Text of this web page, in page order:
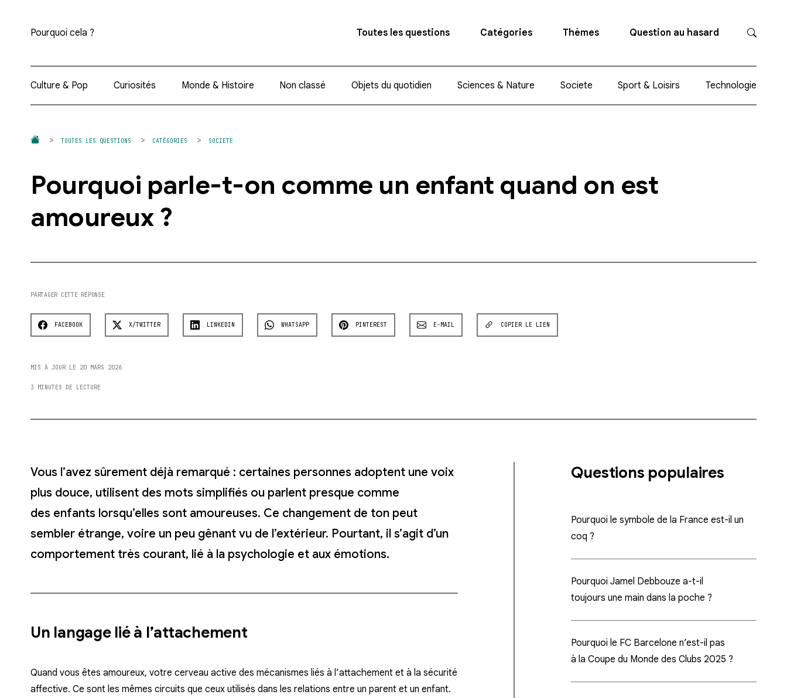
Pourquoi cela ? Toutes les questions Catégories Thèmes Question au hasard
Culture & Pop Curiosités Monde & Histoire Non classé Objets du quotidien Sciences & Nature Societe Sport & Loisirs Technologie
TOUTES LES QUESTIONS CATÉGORIES SOCIETE
Pourquoi parle-t-on comme un enfant quand on est
amoureux ?
PARTAGER CETTE RÉPONSE
FACEBOOK X/TWITTER LINKEDIN WHATSAPP PINTEREST E-MAIL COPIER LE LIEN
MIS À JOUR LE 20 MARS 2026
3 MINUTES DE LECTURE
Vous l’avez sûrement déjà remarqué : certaines personnes adoptent une voix
plus douce, utilisent des mots simplifiés ou parlent presque comme
des enfants lorsqu’elles sont amoureuses. Ce changement de ton peut
sembler étrange, voire un peu gênant vu de l’extérieur. Pourtant, il s’agit d’un
comportement très courant, lié à la psychologie et aux émotions.
Un langage lié à l’attachement
Quand vous êtes amoureux, votre cerveau active des mécanismes liés à l’attachement et à la sécurité
affective. Ce sont les mêmes circuits que ceux utilisés dans les relations entre un parent et un enfant.
Questions populaires
Pourquoi le symbole de la France est-il un
coq ?
Pourquoi Jamel Debbouze a-t-il
toujours une main dans la poche ?
Pourquoi le FC Barcelone n’est-il pas
à la Coupe du Monde des Clubs 2025 ?